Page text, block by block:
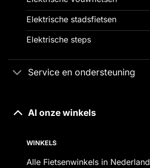
Elektrische stadsfietsen
Elektrische steps
Service en ondersteuning
Al onze winkels
WINKELS
Alle Fietsenwinkels in Nederland